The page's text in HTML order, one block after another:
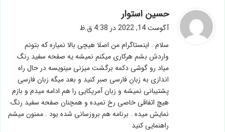
حسین استوار
ف
آگوست 14, 2022 در 4:38 ق.ظ
سلام . اینستاگرام من اصلا هیچی بالا نمیاره که بتونم
واردش بشم هرکاری میکنم نمیشه یه صفحه سفید رنگ
میاد رو گوشی دکمه برگشت میزنی مینویسه در حال راه
اندازی به زبان فارسی صبر کنید و بعد میگه زبان فارسی
پشتیبانی نمیشه و زبان آمریکایی را هم ادامه میدم و بازم
هیچ اتفاقی خاصی رخ نمیده و همچنان صفحه سفید رنگ
نمایش میده . برنامه هم بروزسانی شده بود . ممنون میشم
راهنمایی کنید